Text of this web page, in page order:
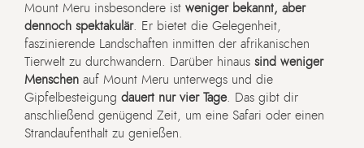
Mount Meru insbesondere ist weniger bekannt, aber
dennoch spektakulär. Er bietet die Gelegenheit,
faszinierende Landschaften inmitten der afrikanischen
Tierwelt zu durchwandern. Darüber hinaus sind weniger
Menschen auf Mount Meru unterwegs und die
Gipfelbesteigung dauert nur vier Tage. Das gibt dir
anschließend genügend Zeit, um eine Safari oder einen
Strandaufenthalt zu genießen.